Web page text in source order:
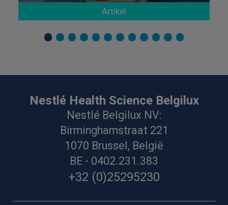
Artikel
Nestlé Health Science Belgilux
Nestlé Belgilux NV:
Birminghamstraat 221
1070 Brussel, België
BE - 0402.231.383
+32 (0)25295230